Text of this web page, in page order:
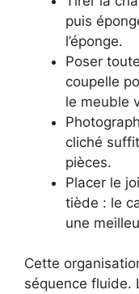
puis
l’éponge.
Poser
coupelle
le meuble
cliché
pièces.
Placer le
tiède : le
une
Cette
séquence fluide.